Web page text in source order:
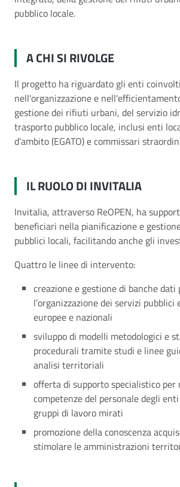
pubblico locale.
A CHI SI RIVOLGE
Il progetto ha riguardato gli enti coinvolti
nell'organizzazione e
gestione dei rifiuti urbani, del servizio
trasporto pubblico locale, inclusi enti
d’ambito (EGATO) e commissari
IL RUOLO DI INVITALIA
Invitalia, attraverso ReOPEN, ha
beneficiari nella pianificazione e
pubblici locali, facilitando anche gli
Quattro le linee di intervento:
creazione e gestione di banche
l’organizzazione dei servizi
europee e nazionali
sviluppo di modelli metodologici e
procedurali tramite studi e linee
analisi territoriali
offerta di supporto specialistico per
competenze del personale degli
gruppi di lavoro mirati
promozione della conoscenza
stimolare le amministrazioni